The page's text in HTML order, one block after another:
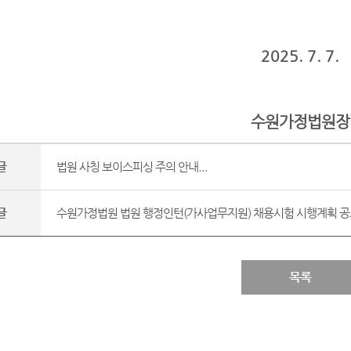
2025. 7. 7.
수원가정법원장
법원 사칭 보이스피싱 주의 안내...
수원가정법원 법원 행정인턴(가사업무지원) 채용시험 시행계획
목록